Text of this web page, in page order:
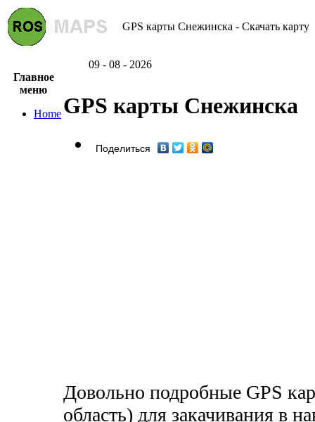
GPS карты Снежинска - Скачать карту
09 - 08 - 2026
Главное
меню
Home GPS карты Снежинска
Поделиться
Довольно подробные GPS
область) для закачивания в